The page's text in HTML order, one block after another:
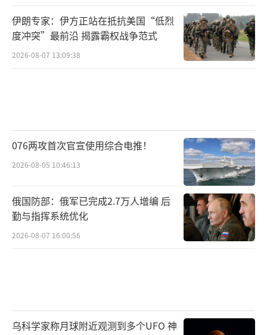
伊朗专家：伊方正站在抵抗美国“低烈
度冲突”最前沿 揭露霸权战争范式
2026-08-07 13:09:38
076两攻首次官宣使用综合电推！
2026-08-05 10:46:13
俄国防部：俄军已完成2.7万人增编 后
勤与指挥系统优化
2026-08-07 16:00:56
乌科学家称月球附近观测到多个UFO 神